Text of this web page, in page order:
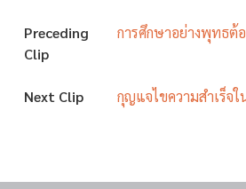
Preceding
Clip
การศึกษาอย่างพุทธต้
Next Clip กุญแจไขความสำเร็จ